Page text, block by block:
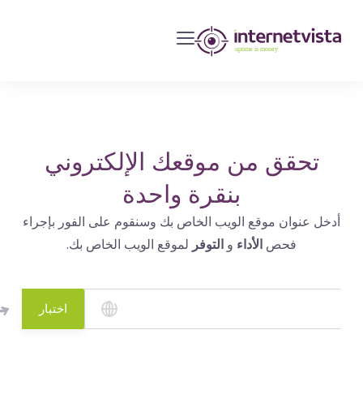
مراقبة
مواقع
الويب
الإنترنت
التشغيل
تحقق من موقعك الإلكتروني
بنقرة واحدة
أدخل عنوان موقع الويب الخاص بك وسنقوم على الفور بإجراء
فحصالأداءو التوفرلموقع الويب الخاص بك.
اختبار